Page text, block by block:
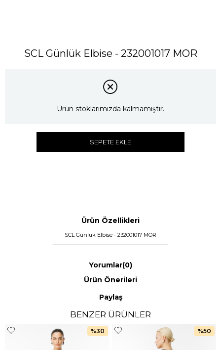
SCL Günlük Elbise - 232001017 MOR
Ürün stoklarımızda kalmamıştır.
SEPETE EKLE
Ürün Özellikleri
SCL Günlük Elbise - 232001017 MOR
Yorumlar(0)
Ürün Önerileri
Paylaş
BENZER ÜRÜNLER
%30 %50